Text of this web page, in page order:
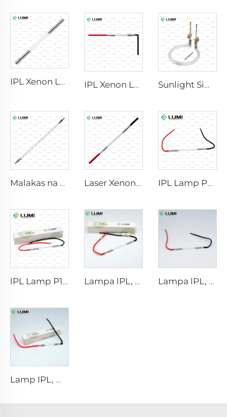
IPL Xenon Lamp P1640 – 7×47×110 mm IPL Xenon Lamp P1541 – 9×45×100 mm Sunlight Simulator Gas Lamp D1200 – 10×110 mm
Malakas na Pulse Germicidal Lamp L5590 – 9×250×300 mm Laser Xenon Lamp L2021-7×65×130 mm IPL Lamp P2021-7×65×130 mm
lPL Lamp P1671 - 7×50×110 mm Lampa lPL, modelo 7-60-125 Wire Lampa lPL, modelo 7-50-115 Wire
Lamp IPL, modelo 9-45-100 Wire